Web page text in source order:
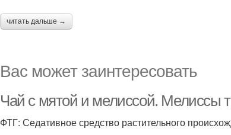
читать дальше →
Вас может заинтересовать
Чай с мятой и мелиссой. Мелиссы
ФТГ: Седативное средство растительного